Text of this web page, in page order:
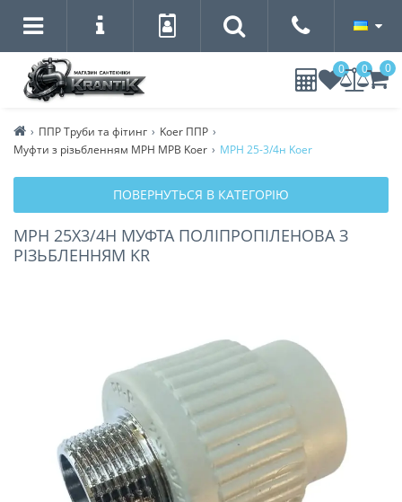
0 0 0
ППР Труби та фітинг
Koer ППР
Муфти з різьбленням МРН МРВ Koer
МРН 25-3/4н Koer
ПОВЕРНУТЬСЯ В КАТЕГОРІЮ
МРН 25Х3/4Н МУФТА ПОЛІПРОПІЛЕНОВА З
РІЗЬБЛЕННЯМ KR